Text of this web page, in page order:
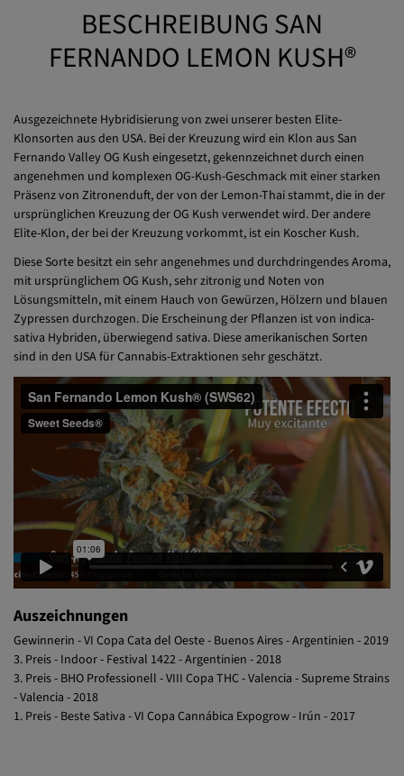
BESCHREIBUNG SAN
FERNANDO LEMON KUSH®
Ausgezeichnete Hybridisierung von zwei unserer besten Elite-
Klonsorten aus den USA. Bei der Kreuzung wird ein Klon aus San
Fernando Valley OG Kush eingesetzt, gekennzeichnet durch einen
angenehmen und komplexen OG-Kush-Geschmack mit einer starken
Präsenz von Zitronenduft, der von der Lemon-Thai stammt, die in der
ursprünglichen Kreuzung der OG Kush verwendet wird. Der andere
Elite-Klon, der bei der Kreuzung vorkommt, ist ein Koscher Kush.
Diese Sorte besitzt ein sehr angenehmes und durchdringendes Aroma,
mit ursprünglichem OG Kush, sehr zitronig und Noten von
Lösungsmitteln, mit einem Hauch von Gewürzen, Hölzern und blauen
Zypressen durchzogen. Die Erscheinung der Pflanzen ist von indica-
sativa Hybriden, überwiegend sativa. Diese amerikanischen Sorten
sind in den USA für Cannabis-Extraktionen sehr geschätzt.
Auszeichnungen
Gewinnerin - VI Copa Cata del Oeste - Buenos Aires - Argentinien - 2019
3. Preis - Indoor - Festival 1422 - Argentinien - 2018
3. Preis - BHO Professionell - VIII Copa THC - Valencia - Supreme Strains
- Valencia - 2018
1. Preis - Beste Sativa - VI Copa Cannábica Expogrow - Irún - 2017